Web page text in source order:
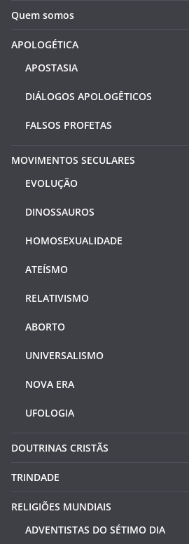
Quem somos
APOLOGÉTICA
APOSTASIA
DIÁLOGOS APOLOGÊTICOS
FALSOS PROFETAS
MOVIMENTOS SECULARES
EVOLUÇÃO
DINOSSAUROS
HOMOSEXUALIDADE
ATEÍSMO
RELATIVISMO
ABORTO
UNIVERSALISMO
NOVA ERA
UFOLOGIA
DOUTRINAS CRISTÃS
TRINDADE
RELIGIÕES MUNDIAIS
ADVENTISTAS DO SÉTIMO DIA